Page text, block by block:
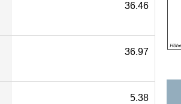
36.46
36.97
5.38